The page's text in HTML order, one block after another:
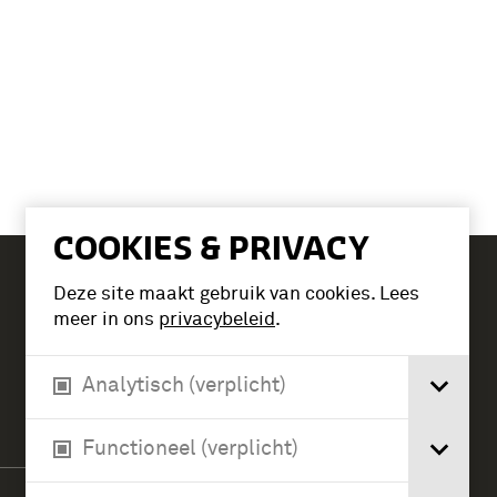
COOKIES & PRIVACY
Deze site maakt gebruik van cookies. Lees
meer in ons privacybeleid.
Analytisch (verplicht)
Functioneel (verplicht)
Tickets
Verlengde Paltzerweg 1